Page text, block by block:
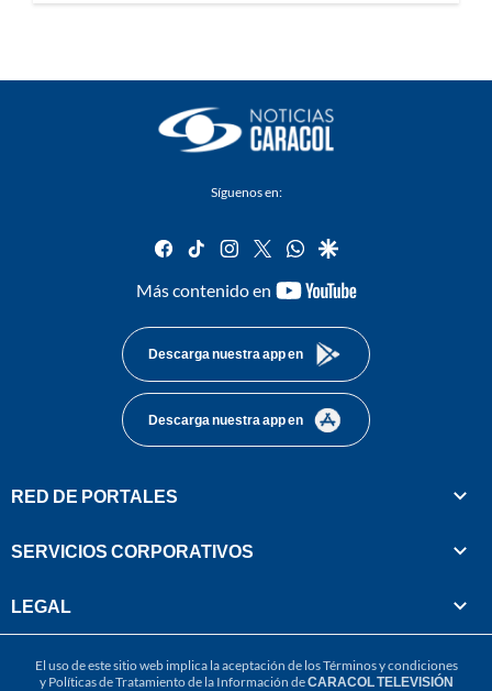
Síguenos en:
facebook
tiktok instagram
twitterwhatsapp
google
Más contenido en
youtube-
Descarga nuestra app en
Descarga nuestra app en
RED DE PORTALES
SERVICIOS CORPORATIVOS
LEGAL
El uso de este sitio web implica la aceptación de losTérminos y condiciones
y Políticas de Tratamiento de la Información deCARACOL TELEVISIÓN